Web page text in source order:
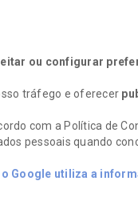
ou configurar
tráfego e oferecer
com a Política de
pessoais quando
Google utiliza a